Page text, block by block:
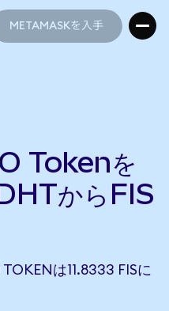
METAMASKを入手
Tokenを
からFIS
は11.8333 FISに